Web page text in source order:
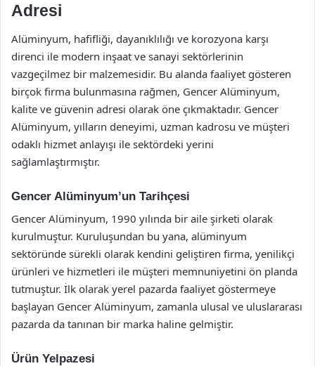
Adresi
Alüminyum, hafifliği, dayanıklılığı ve korozyona karşı
direnci ile modern inşaat ve sanayi sektörlerinin
vazgeçilmez bir malzemesidir. Bu alanda faaliyet gösteren
birçok firma bulunmasına rağmen, Gencer Alüminyum,
kalite ve güvenin adresi olarak öne çıkmaktadır. Gencer
Alüminyum, yılların deneyimi, uzman kadrosu ve müşteri
odaklı hizmet anlayışı ile sektördeki yerini
sağlamlaştırmıştır.
Gencer Alüminyum’un Tarihçesi
Gencer Alüminyum, 1990 yılında bir aile şirketi olarak
kurulmuştur. Kuruluşundan bu yana, alüminyum
sektöründe sürekli olarak kendini geliştiren firma, yenilikçi
ürünleri ve hizmetleri ile müşteri memnuniyetini ön planda
tutmuştur. İlk olarak yerel pazarda faaliyet göstermeye
başlayan Gencer Alüminyum, zamanla ulusal ve uluslararası
pazarda da tanınan bir marka haline gelmiştir.
Ürün Yelpazesi